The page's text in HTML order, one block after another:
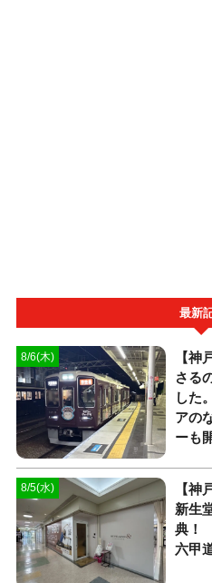
最新
8/6(木)
【神
さる
した
アの
ーも
8/5(水)
【神
新生
典！
六甲